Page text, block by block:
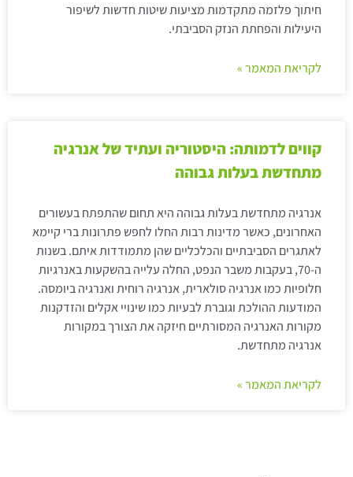
חיתוך פלזמה מתקדמות מציעות שיטות חדשות לשיפור
היעילות והפחתת הנזק הסביבתי.
לקריאת המאמר »
קווים לדמותה: היסטוריה ועתיד של אנרגיה
מתחדשת בעלות גבוהה
אנרגיה מתחדשת בעלות גבוהה היא תחום שהתפתח בעשורים
האחרונים, כאשר מדינות רבות החלו לחפש פתרונות ברי קיימא
לאתגרים הסביבתיים והכלכליים שהן מתמודדות איתם. בשנות
ה-70, בעקבות משבר הנפט, החלה עלייה בהשקעות באנרגיות
חלופיות כמו אנרגיה סולארית, אנרגיה רוחית ואנרגיה ביומסה.
המודעות ההולכת וגוברת לבעיות כמו שינויי אקלים והזדקנות
מקורות האנרגיה המסורתיים חיזקה את הצורך במקורות
אנרגיה מתחדשת.
לקריאת המאמר »